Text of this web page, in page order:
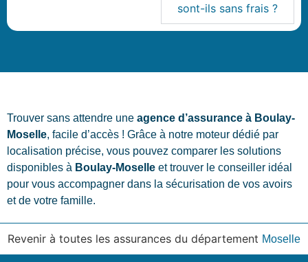
sont-ils sans frais ?
Trouver sans attendre une agence d’assurance à Boulay-
Moselle, facile d’accès ! Grâce à notre moteur dédié par
localisation précise, vous pouvez comparer les solutions
disponibles à Boulay-Moselle et trouver le conseiller idéal
pour vous accompagner dans la sécurisation de vos avoirs
et de votre famille.
Revenir à toutes les assurances du département Moselle